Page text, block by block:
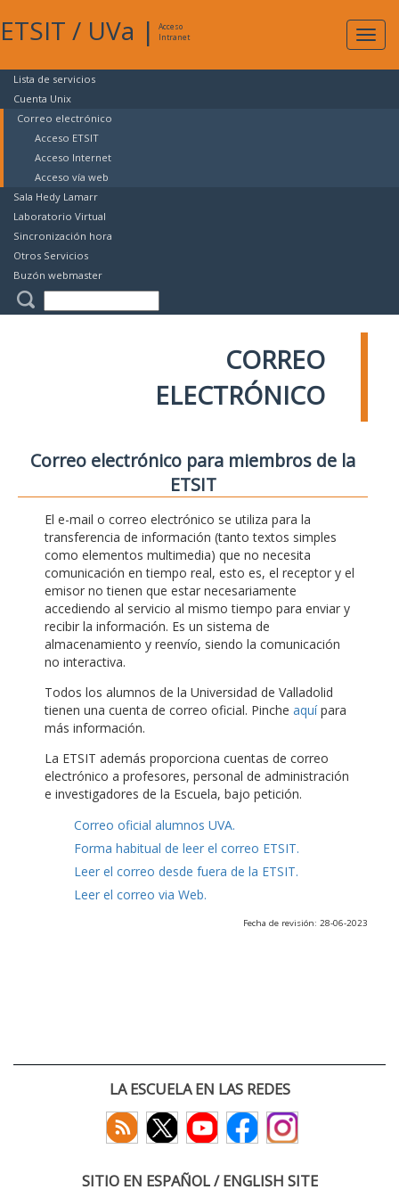
ETSIT / UVa |
Acceso
Intranet
Lista de servicios
Cuenta Unix
Correo electrónico
Acceso ETSIT
Acceso Internet
Acceso vía web
Sala Hedy Lamarr
Laboratorio Virtual
Sincronización hora
Otros Servicios
Buzón webmaster
CORREO
ELECTRÓNICO
Correo electrónico para miembros de la
ETSIT
El e-mail o correo electrónico se utiliza para la
transferencia de información (tanto textos simples
como elementos multimedia) que no necesita
comunicación en tiempo real, esto es, el receptor y el
emisor no tienen que estar necesariamente
accediendo al servicio al mismo tiempo para enviar y
recibir la información. Es un sistema de
almacenamiento y reenvío, siendo la comunicación
no interactiva.
Todos los alumnos de la Universidad de Valladolid
tienen una cuenta de correo oficial. Pinche aquípara
más información.
La ETSIT además proporciona cuentas de correo
electrónico a profesores, personal de administración
e investigadores de la Escuela, bajo petición.
Correo oficial alumnos UVA.
Forma habitual de leer el correo ETSIT.
Leer el correo desde fuera de la ETSIT.
Leer el correo via Web.
Fecha de revisión: 28-06-2023
LA ESCUELA EN LAS REDES
SITIO EN ESPAÑOL / ENGLISH SITE